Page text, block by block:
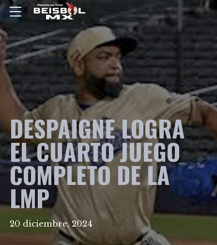
DESPAIGNE LOGRA
EL CUARTO JUEGO
COMPLETO DE LA
LMP
20 diciembre, 2024